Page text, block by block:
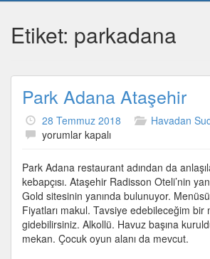
Etiket: parkadana
Park Adana Ataşehir
28 Temmuz 2018
Havadan
Park
Ataşehir
için
yorumlar kapalı
Park Adana restaurant adından da
kebapçısı. Ataşehir Radisson Oteli’nin
Gold sitesinin yanında bulunuyor.
Fiyatları makul. Tavsiye edebileceğim bir
gidebilirsiniz. Alkollü. Havuz başına
mekan. Çocuk oyun alanı da mevcut.